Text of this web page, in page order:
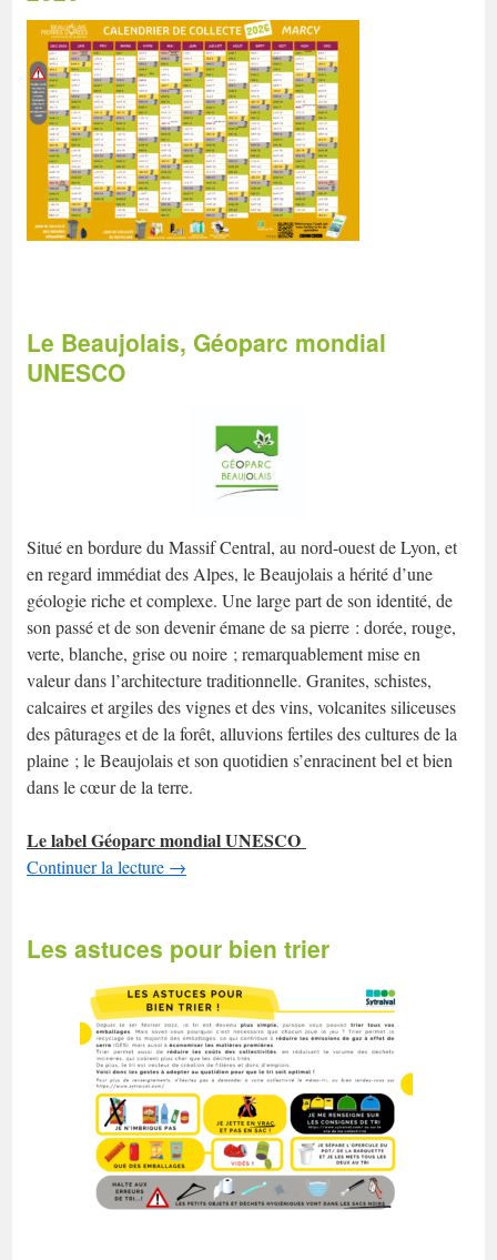
Le Beaujolais, Géoparc mondial
UNESCO
Situé en bordure du Massif Central, au nord-ouest de Lyon, et
en regard immédiat des Alpes, le Beaujolais a hérité d’une
géologie riche et complexe. Une large part de son identité, de
son passé et de son devenir émane de sa pierre : dorée, rouge,
verte, blanche, grise ou noire ; remarquablement mise en
valeur dans l’architecture traditionnelle. Granites, schistes,
calcaires et argiles des vignes et des vins, volcanites siliceuses
des pâturages et de la forêt, alluvions fertiles des cultures de la
plaine ; le Beaujolais et son quotidien s’enracinent bel et bien
dans le cœur de la terre.
Le label Géoparc mondial UNESCO
Continuer la lecture →
Les astuces pour bien trier